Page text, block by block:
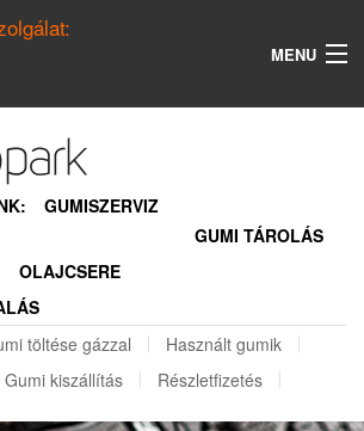
MENU
GUMISZERVIZ
GUMI TÁROLÁS
OLAJCSERE
töltése gázzal
Használt gumik
Gumi kiszállítás Részletfizetés